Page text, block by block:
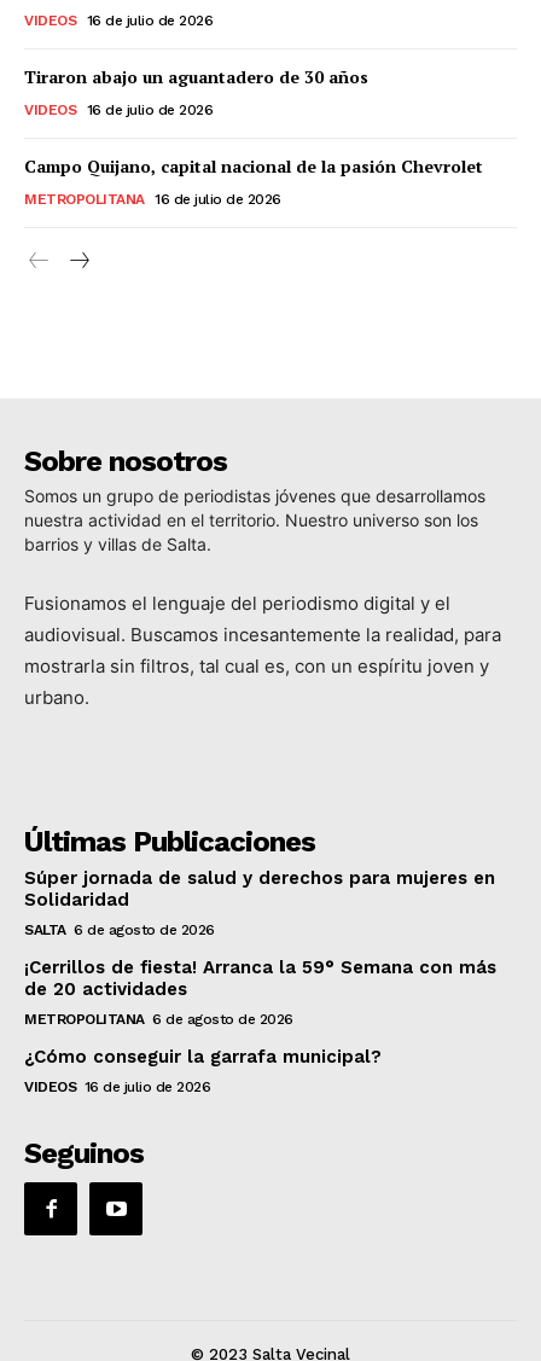
VIDEOS 16 de julio de 2026
Tiraron abajo un aguantadero de 30 años
VIDEOS 16 de julio de 2026
Campo Quijano, capital nacional de la pasión Chevrolet
METROPOLITANA 16 de julio de 2026
Sobre nosotros
Somos un grupo de periodistas jóvenes que desarrollamos
nuestra actividad en el territorio. Nuestro universo son los
barrios y villas de Salta.
Fusionamos el lenguaje del periodismo digital y el
audiovisual. Buscamos incesantemente la realidad, para
mostrarla sin filtros, tal cual es, con un espíritu joven y
urbano.
Últimas Publicaciones
Súper jornada de salud y derechos para mujeres en
Solidaridad
SALTA 6 de agosto de 2026
¡Cerrillos de fiesta! Arranca la 59° Semana con más
de 20 actividades
METROPOLITANA 6 de agosto de 2026
¿Cómo conseguir la garrafa municipal?
VIDEOS 16 de julio de 2026
Seguinos
© 2023 Salta Vecinal